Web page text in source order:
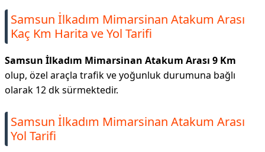
Samsun İlkadım Mimarsinan Atakum Arası
Kaç Km Harita ve Yol Tarifi
Samsun İlkadım Mimarsinan Atakum Arası 9 Km
olup, özel araçla trafik ve yoğunluk durumuna bağlı
olarak 12 dk sürmektedir.
Samsun İlkadım Mimarsinan Atakum Arası
Yol Tarifi